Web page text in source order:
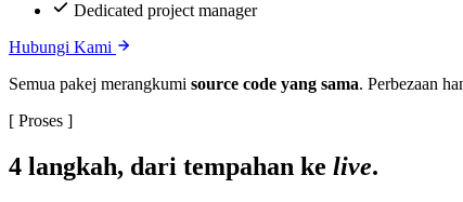
Dedicated project manager
Hubungi Kami
Semua pakej merangkumi source code yang sama. Perbezaan
[ Proses ]
4 langkah, dari tempahan ke live.